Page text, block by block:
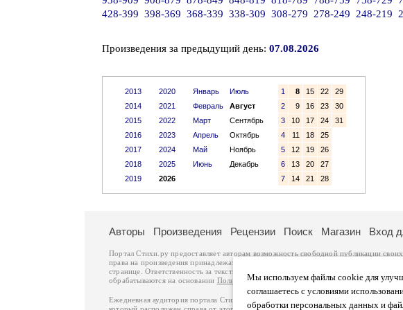
428-399 398-369 368-339 338-309 308-279 278-249 248-219
Произведения за предыдущий день: 07.08.2026
2013
2014
2015
2016
2017
2018
2019
2020
2021
2022
2023
2024
2025
2026
Январь
Июль
Февраль
Август
Март
Сентябрь
Апрель
Октябрь
Май
Ноябрь
Июнь
Декабрь
1 8 15 22
29
2
9 16 23
30
3
10 17 24
31
4
11 18
25
5
12 19
26
6
13 20
27
7
14 21 28
Мы используем файлы cookie для
соглашаетесь с условиями
обработки персональных данных и
Авторы Произведения Рецензии Поиск Магазин Вход
Портал Стихи.ру предоставляет авторам возможность свободной публикации
права на произведения принадлежат авторам и охраняются
странице. Ответственность за тексты произведений авторы несут самостоятельно
обрабатываются на основании Политики обработки персональных данных. Вы
Ежедневная аудитория портала Стихи.ру – порядка 200 тысяч посетителей,